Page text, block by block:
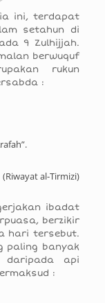
ini, terdapat
setahun di
9 Zulhijjah.
berwuquf
rukun
:
(Riwayat al-Tirmizi)
ibadat
berzikir
hari tersebut.
paling banyak
daripada api
: